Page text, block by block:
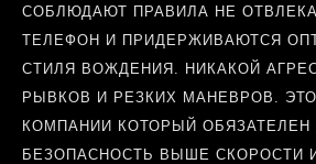
СОБЛЮДАЮТ ПРАВИЛА НЕ
ТЕЛЕФОН И ПРИДЕРЖИВАЮТСЯ
СТИЛЯ ВОЖДЕНИЯ. НИКАКОЙ
РЫВКОВ И РЕЗКИХ МАНЕВРОВ.
КОМПАНИИ КОТОРЫЙ ОБЯЗАТЕЛЕН
БЕЗОПАСНОСТЬ ВЫШЕ СКОРОСТИ